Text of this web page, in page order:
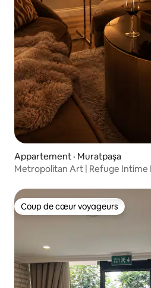
Appartement · Muratpaşa
Metropolitan Art | Refuge Intime
Coup de cœur voyageurs
Coup de cœur voyageurs